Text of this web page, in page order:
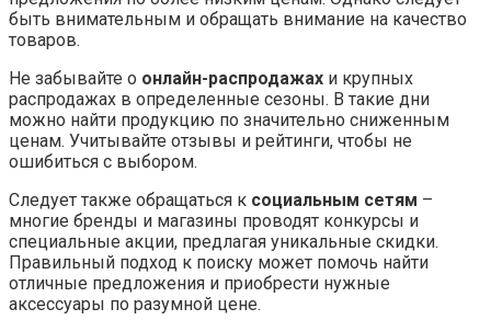
быть внимательным и обращать внимание на качество
товаров.
Не забывайте о онлайн-распродажах и крупных
распродажах в определенные сезоны. В такие дни
можно найти продукцию по значительно сниженным
ценам. Учитывайте отзывы и рейтинги, чтобы не
ошибиться с выбором.
Следует также обращаться к социальным сетям –
многие бренды и магазины проводят конкурсы и
специальные акции, предлагая уникальные скидки.
Правильный подход к поиску может помочь найти
отличные предложения и приобрести нужные
аксессуары по разумной цене.